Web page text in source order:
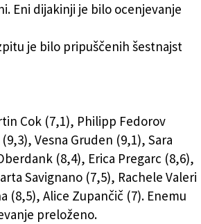
Eni dijakinji je bilo ocenjevanje
je bilo pripuščenih šestnajst
Cok (7,1), Philipp Fedorov
Vesna Gruden (9,1), Sara
(8,4), Erica Pregarc (8,6),
Savignano (7,5), Rachele Valeri
(8,5), Alice Zupančič (7). Enemu
preloženo.